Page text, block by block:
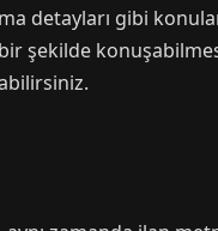
detayları gibi
şekilde